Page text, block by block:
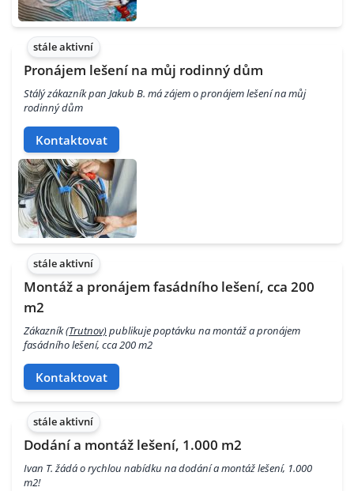
stále aktivní
Pronájem lešení na můj rodinný dům
Stálý zákazník pan Jakub B. má zájem o pronájem lešení na můj
rodinný dům
Kontaktovat
stále aktivní
Montáž a pronájem fasádního lešení, cca 200
m2
Zákazník(Trutnov)publikuje poptávku na montáž a pronájem
fasádního lešení, cca 200 m2
Kontaktovat
stále aktivní
Dodání a montáž lešení, 1.000 m2
Ivan T. žádá o rychlou nabídku na dodání a montáž lešení, 1.000
m2!